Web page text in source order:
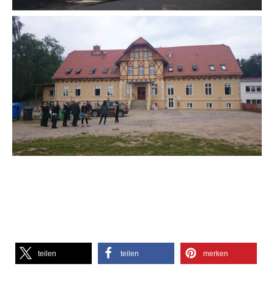
teilen teilen merken